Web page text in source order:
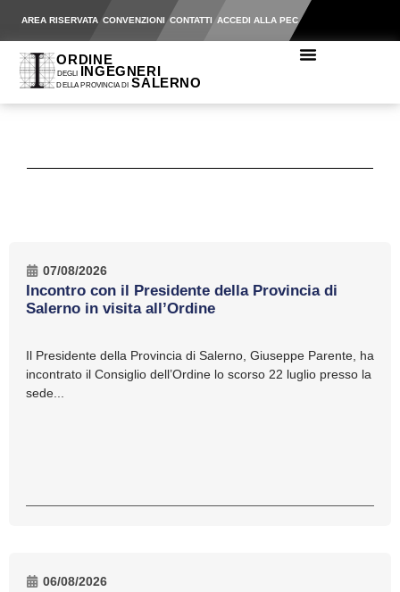
AREA RISERVATA CONVENZIONI CONTATTI ACCEDI ALLA PEC
07/08/2026
Incontro con il Presidente della Provincia di
Salerno in visita all’Ordine
Il Presidente della Provincia di Salerno, Giuseppe Parente, ha
incontrato il Consiglio dell’Ordine lo scorso 22 luglio presso la
sede...
06/08/2026